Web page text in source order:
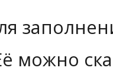
можно